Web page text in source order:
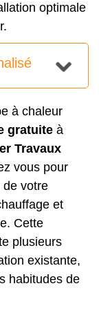
optimale
à chaleur
gratuite à
Travaux
vous pour
de votre
et
Cette
plusieurs
existante,
habitudes de